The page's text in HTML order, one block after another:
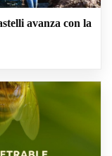
avanza con la